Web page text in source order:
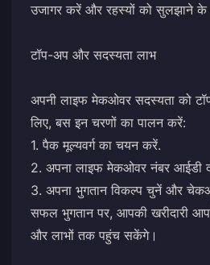
उजागर करें और रहस्यों को सुलझाने के
टॉप-अप और सदस्यता लाभ
अपनी लाइफ मेकओवर सदस्यता को
लिए, बस इन चरणों का पालन करें:
1. पैक मूल्यवर्ग का चयन करें.
2. अपना लाइफ मेकओवर नंबर आईडी
3. अपना भुगतान विकल्प चुनें और
सफल भुगतान पर, आपकी खरीदारी
और लाभों तक पहुंच सकेंगे।